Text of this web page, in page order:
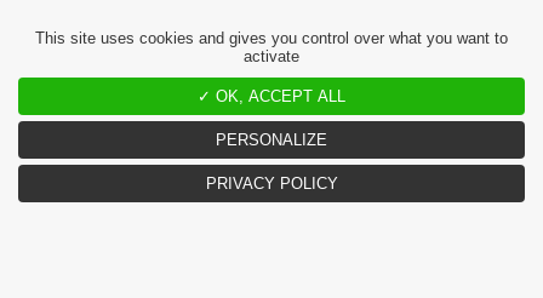
DES FEMMES ET DES HOMMES ENGAGÉS
MENTIONS LÉGALES ET CGU
This site uses cookies and gives you control over what you want to
activate
✓ OK, ACCEPT ALL
PERSONALIZE
PRIVACY POLICY